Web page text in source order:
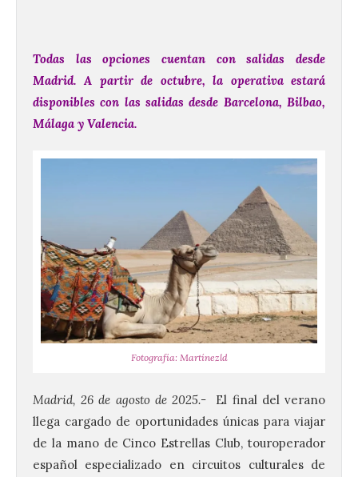
Todas las opciones cuentan con salidas desde
Madrid. A partir de octubre, la operativa estará
disponibles con las salidas desde Barcelona, Bilbao,
Málaga y Valencia.
Fotografía: Martínezld
Madrid,26 de agosto de 2025.-
El final del verano
llega cargado de oportunidades únicas para viajar
de la mano de Cinco Estrellas Club, touroperador
español especializado en circuitos culturales de